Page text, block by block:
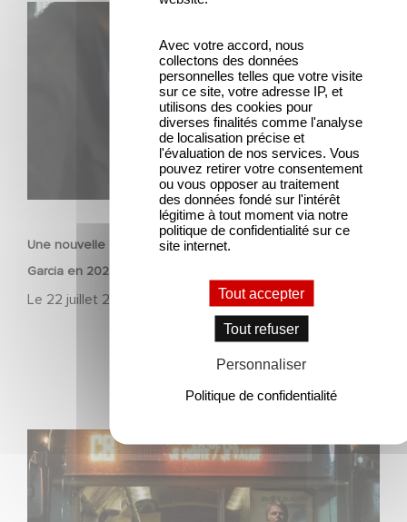
FILM
Une nouvelle comédie avec Baptiste Lecaplain et José
Garcia en 2027 !
Le 22 juillet 2026
Une nouvelle comédie avec Baptiste Lecaplain et José
Une date de sortie pour le nouveau film de Franck
Dubosc
Avec votre accord, nous
collectons des données
personnelles telles que votre visite
sur ce site, votre adresse IP, et
utilisons des cookies pour
diverses finalités comme l'analyse
de localisation précise et
l'évaluation de nos services. Vous
pouvez retirer votre consentement
ou vous opposer au traitement
des données fondé sur l'intérêt
légitime à tout moment via notre
politique de confidentialité sur ce
site internet.
Tout accepter
Tout refuser
Personnaliser
Politique de confidentialité